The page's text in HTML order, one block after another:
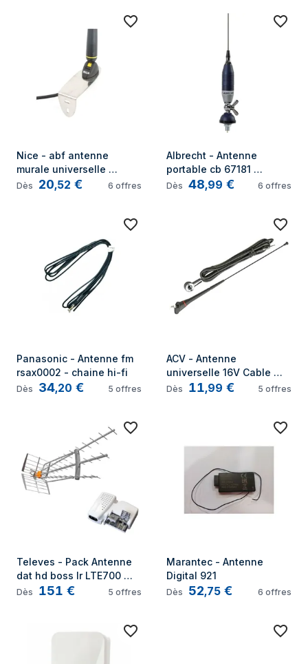
Nice - abf antenne
murale universelle
433.92Mhz avec support
Dès 20,52 € 6 offres
Albrecht - Antenne
portable cb 67181
Super70 Blue Line Type
Dès 48,99 € 6 offres
Panasonic - Antenne fm
rsax0002 - chaine hi-fi
Dès 34,20 € 5 offres
ACV - Antenne
universelle 16V Cable
230 cmTtige fibre de
Dès 11,99 € 5 offres
Televes - Pack Antenne
dat hd boss lr LTE700
(C.21 - C.48) Gain 47dBi
Dès 151 € 5 offres
Marantec - Antenne
Digital 921
Dès 52,75 € 6 offres